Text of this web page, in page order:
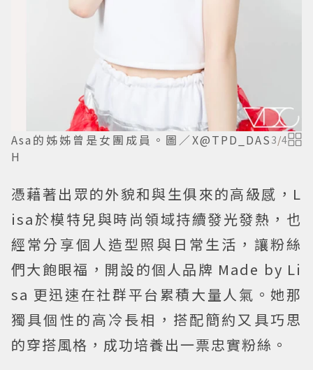
Asa的姊姊曾是女團成員。圖／X@TPD_DAS
H
3/4
憑藉著出眾的外貌和與生俱來的高級感，L
isa於模特兒與時尚領域持續發光發熱，也
經常分享個人造型照與日常生活，讓粉絲
們大飽眼福，開設的個人品牌 Made by Li
sa 更迅速在社群平台累積大量人氣。她那
獨具個性的高冷長相，搭配簡約又具巧思
的穿搭風格，成功培養出一票忠實粉絲。